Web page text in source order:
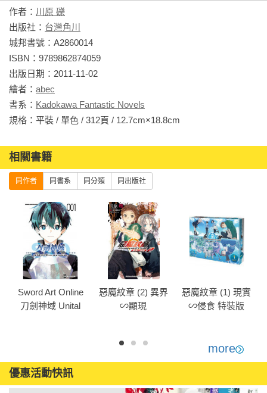
作者： 川原 礫
出版社： 台灣角川
城邦書號：A2860014
ISBN：9789862874059
出版日期：2011-11-02
繪者： abec
書系： Kadokawa Fantastic Novels
規格：平裝 / 單色 / 312頁 / 12.7cm×18.8cm
相關書籍
同作者 同書系 同分類 同出版社
Sword Art Online
刀劍神域 Unital
惡魔紋章 (2) 異界
∽顯現
惡魔紋章 (1) 現實
∽侵食 特裝版
more
優惠活動快訊